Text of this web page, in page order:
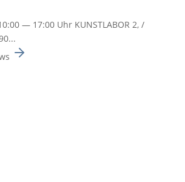
— 17:00 Uhr KUNSTLABOR 2, /